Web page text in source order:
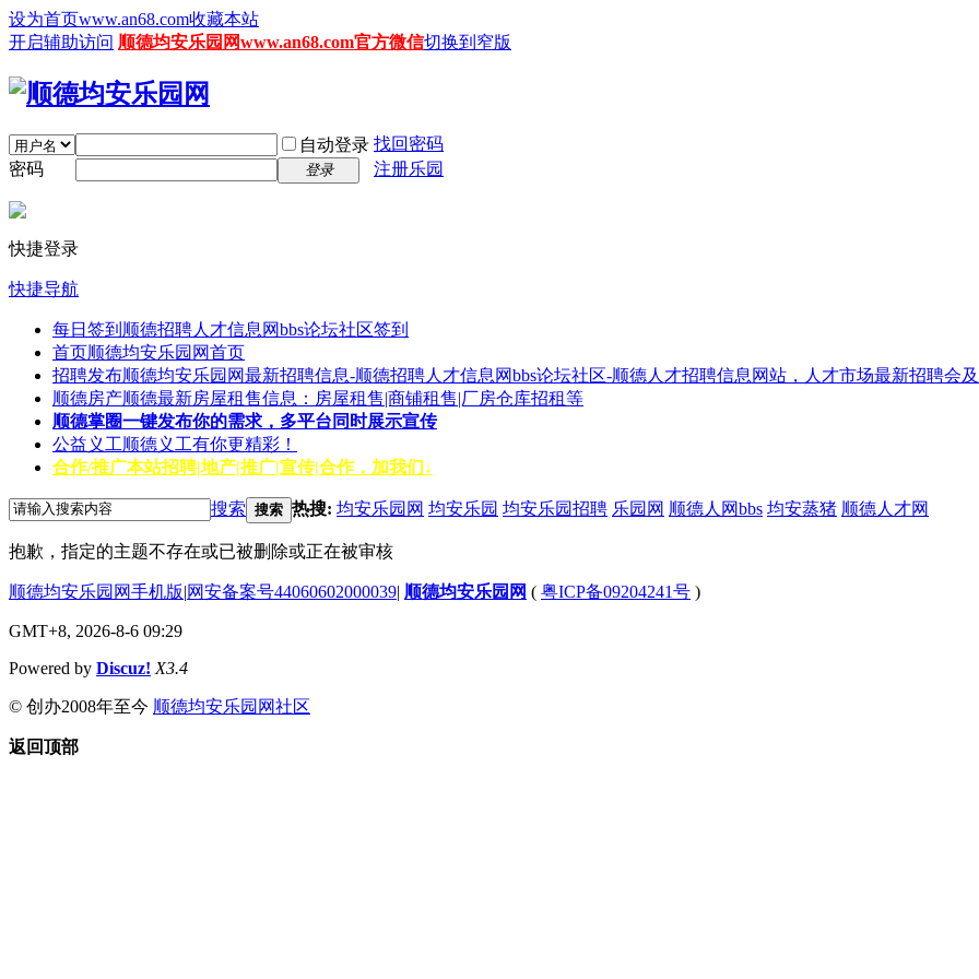
设为首页www.an68.com收藏本站
开启辅助访问 顺德均安乐园网www.an68.com官方微信切换到窄版
自动登录 找回密码
密码
登录 注册乐园
快捷登录
快捷导航
每日签到 顺德招聘人才信息网bbs论坛社区签到
首页顺德均安乐园网首页
招聘发布顺德均安乐园网最新招聘信息-顺德招聘人才信息网bbs论坛社区-顺德人才招聘信息网站，人才市场最新招聘会
顺德房产顺德最新房屋租售信息：房屋租售|商铺租售|厂房仓库招租等
顺德掌圈一键发布你的需求，多平台同时展示宣传
公益义工顺德义工有你更精彩！
合作/推广本站招聘|地产|推广|宣传|合作，加我们↓
搜索 搜索 热搜: 均安乐园网 均安乐园 均安乐园招聘 乐园网 顺德人网bbs 均安蒸猪 顺德人才网
抱歉，指定的主题不存在或已被删除或正在被审核
顺德均安乐园网手机版|网安备案号44060602000039| 顺德均安乐园网 ( 粤ICP备09204241号 )
GMT+8, 2026-8-6 09:29
Powered by Discuz! X3.4
© 创办2008年至今 顺德均安乐园网社区
返回顶部